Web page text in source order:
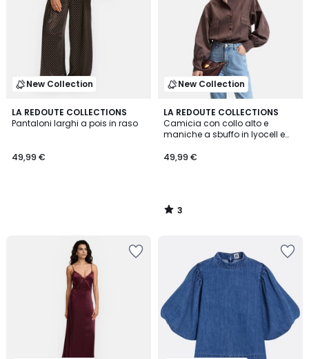
New Collection
LA REDOUTE COLLECTIONS
Pantaloni larghi a pois in raso
49,99 €
New Collection
LA REDOUTE COLLECTIONS
Camicia con collo alto e
maniche a sbuffo in lyocell e
49,99 €
3
/
5
3
/